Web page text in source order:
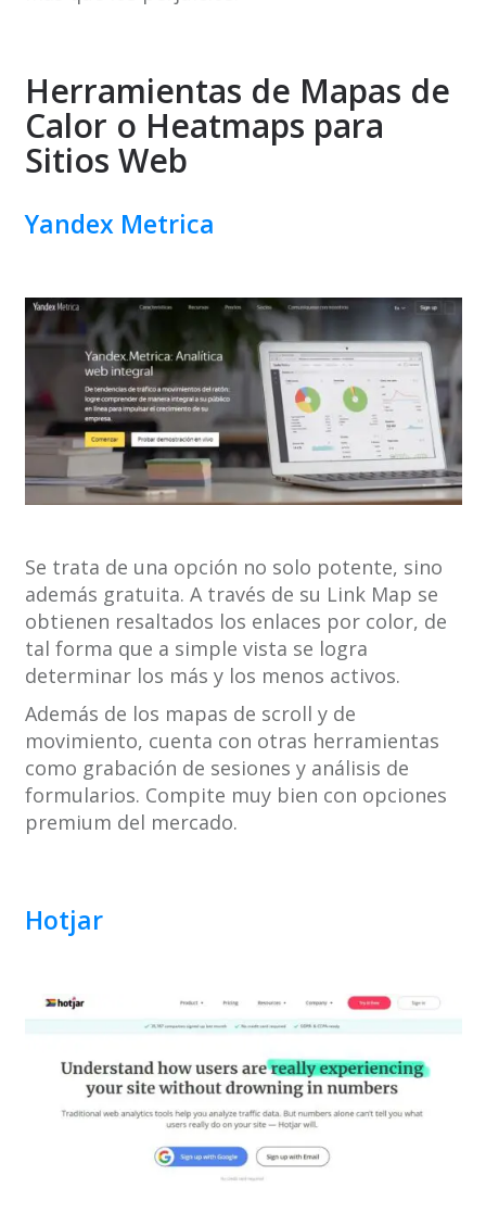
Herramientas de Mapas de
Calor o Heatmaps para
Sitios Web
Yandex Metrica
Se trata de una opción no solo potente, sino
además gratuita. A través de su Link Map se
obtienen resaltados los enlaces por color, de
tal forma que a simple vista se logra
determinar los más y los menos activos.
Además de los mapas de scroll y de
movimiento, cuenta con otras herramientas
como grabación de sesiones y análisis de
formularios. Compite muy bien con opciones
premium del mercado.
Hotjar